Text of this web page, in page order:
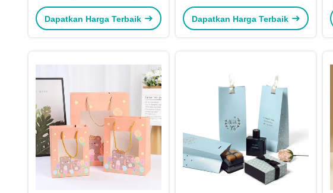
untuk hadiah festival
Dapatkan Harga Terbaik
Kantong Kraft Merah Hijau
Dapatkan Harga Terbaik